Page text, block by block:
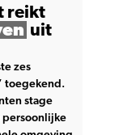
reikt
uit
zes
toegekend.
stage
persoonlijke